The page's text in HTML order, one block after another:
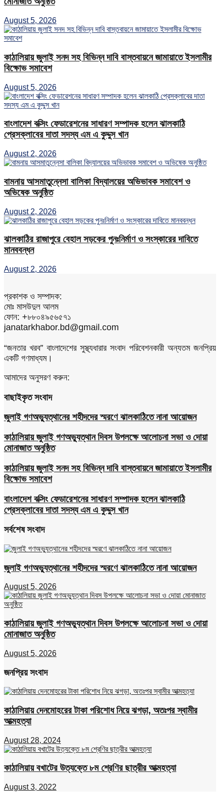
August 5, 2026
কাঠালিয়ায় জুলাই সনদ সহ বিভিন্ন দাবি বাস্তবায়নে জামায়াতে ইসলামীর
বিক্ষোভ সমাবেশ
August 5, 2026
বাংলাদেশ বক্সিং ফেডারেশনের সাধারণ সম্পাদক হলেন ঝালকাঠি
প্রেসক্লাবের দাতা সদস্য এম এ কুদ্দুস খান
August 2, 2026
বামনায় আসমাতুন্নেসা বালিকা বিদ্যালয়ের অভিভাবক সমাবেশ ও
অভিষেক অনুষ্ঠিত
August 2, 2026
ঝালকাঠির রাজাপুরে বেহাল সড়কের পুনঃনির্মাণ ও সংস্কারের দাবিতে
মানববন্ধন
August 2, 2026
প্রকাশক ও সম্পাদক:
মোঃ মাসউদুল আলম
ফোন: +৮৮০৪৯৫৬৫৭১
janatarkhabor.bd@gmail.com
“জনতার খরব” বাংলাদেশের সুস্থ্যধারার সংবাদ পরিবেশনকারী অন্যতম জনপ্রিয়
একটি গণমাধ্যম।
আমাদের অনুসরণ করুন:
বাছাইকৃত সংবাদ
জুলাই গণঅভ্যুত্থানের শহীদদের স্মরণে ঝালকাঠিতে নানা আয়োজন
কাঠালিয়ায় জুলাই গণঅভ্যুত্থান দিবস উপলক্ষে আলোচনা সভা ও দোয়া
মোনাজাত অনুষ্ঠিত
কাঠালিয়ায় জুলাই সনদ সহ বিভিন্ন দাবি বাস্তবায়নে জামায়াতে ইসলামীর
বিক্ষোভ সমাবেশ
বাংলাদেশ বক্সিং ফেডারেশনের সাধারণ সম্পাদক হলেন ঝালকাঠি
প্রেসক্লাবের দাতা সদস্য এম এ কুদ্দুস খান
সর্বশেষ সংবাদ
জুলাই গণঅভ্যুত্থানের শহীদদের স্মরণে ঝালকাঠিতে নানা আয়োজন
August 5, 2026
কাঠালিয়ায় জুলাই গণঅভ্যুত্থান দিবস উপলক্ষে আলোচনা সভা ও দোয়া
মোনাজাত অনুষ্ঠিত
August 5, 2026
জনপ্রিয় সংবাদ
কাঠালিয়ায় দেনমোহরের টাকা পরিশোধ নিয়ে ঝগড়া, অতঃপর স্বামীর
আত্মহত্যা
August 28, 2024
কাঠালিয়ায় বখাটের উত্যক্তে ৮ম শ্রেণির ছাত্রীর আত্মহত্যা
August 3, 2022